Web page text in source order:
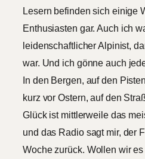
Lesern befinden sich einige
Enthusiasten gar. Auch ich
leidenschaftlicher Alpinist,
war. Und ich gönne auch
In den Bergen, auf den
kurz vor Ostern, auf den
Glück ist mittlerweile das
und das Radio sagt mir, der
Woche zurück. Wollen wir